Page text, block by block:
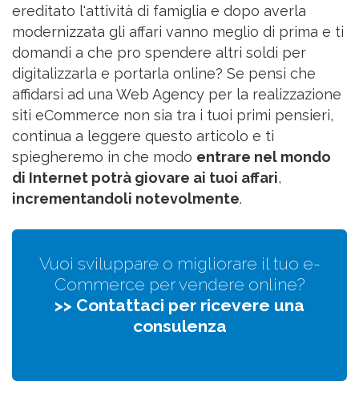
ereditato l'attività di famiglia e dopo averla
modernizzata gli affari vanno meglio di prima e ti
domandi a che pro spendere altri soldi per
digitalizzarla e portarla online? Se pensi che
affidarsi ad una Web Agency per la realizzazione
siti eCommerce non sia tra i tuoi primi pensieri,
continua a leggere questo articolo e ti
spiegheremo in che modo entrare nel mondo
di Internet potrà giovare ai tuoi affari,
incrementandoli notevolmente.
Vuoi sviluppare o migliorare il tuo e-
Commerce per vendere online?
>> Contattaci per ricevere una
consulenza